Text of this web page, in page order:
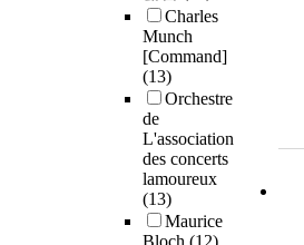
Charles
Munch
[Command]
(13)
Orchestre
de
L'association
des concerts
lamoureux
(13)
Maurice